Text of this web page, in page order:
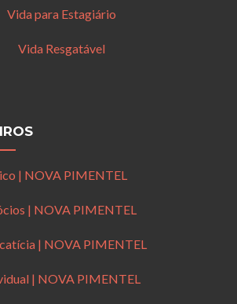
Vida para Estagiário
Vida Resgatável
| NOVA PIMENTEL
| NOVA PIMENTEL
| NOVA PIMENTEL
| NOVA PIMENTEL